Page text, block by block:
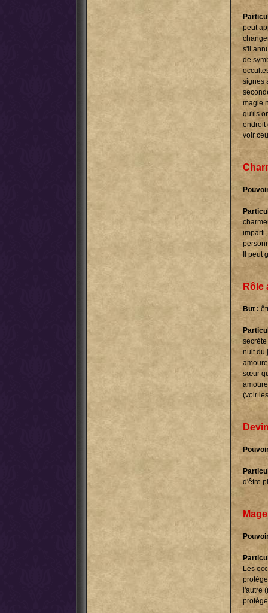
peut
s'il
de
signes
magie
qu'ils
endroit
voir
Il
Rôle
But :
nuit du
sœur
(voir
d'être
Mage
Les
l'autre